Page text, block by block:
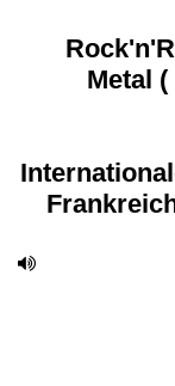
Metal